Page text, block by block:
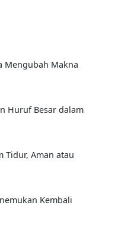
Mengubah Makna
Huruf Besar dalam
Tidur, Aman atau
Kembali